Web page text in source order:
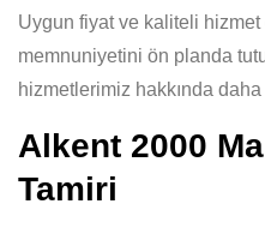
Uygun fiyat ve kaliteli
memnuniyetini ön planda
hizmetlerimiz hakkında
Alkent 2000
Tamiri